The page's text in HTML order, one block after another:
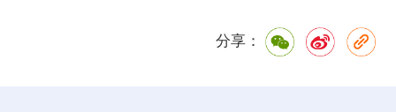
分享：